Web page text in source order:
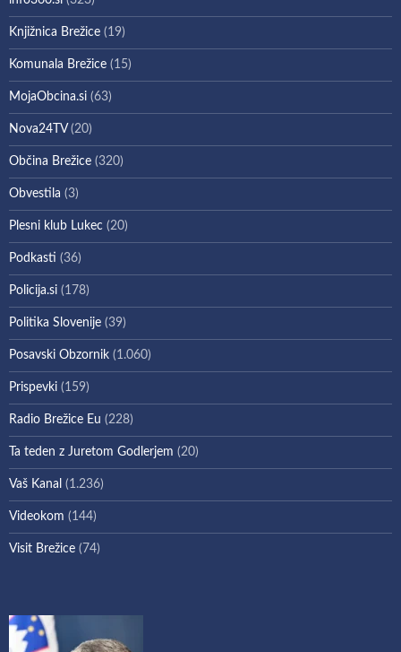
Knjižnica Brežice (19)
Komunala Brežice (15)
MojaObcina.si (63)
Nova24TV(20)
Občina Brežice (320)
Obvestila (3)
Plesni klub Lukec (20)
Podkasti (36)
Policija.si (178)
Politika Slovenije (39)
Posavski Obzornik (1.060)
Prispevki (159)
Radio Brežice Eu (228)
Ta teden z Juretom Godlerjem (20)
Vaš Kanal (1.236)
Videokom (144)
Visit Brežice (74)